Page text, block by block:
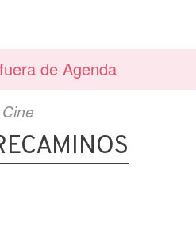
de Agenda
Cine